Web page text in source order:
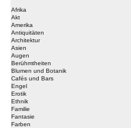
Afrika
Akt
Amerika
Antiquitäten
Architektur
Asien
Augen
Berühmtheiten
Blumen und Botanik
Cafés und Bars
Engel
Erotik
Ethnik
Familie
Fantasie
Farben